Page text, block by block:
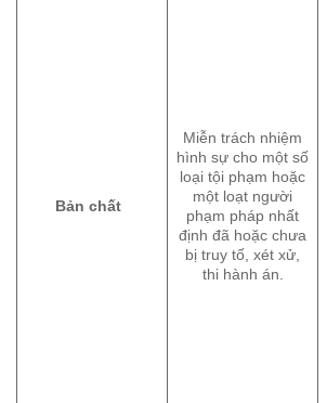
Bản chất
Miễn trách nhiệm
hình sự cho một số
loại tội phạm hoặc
một loạt người
phạm pháp nhất
định đã hoặc chưa
bị truy tố, xét xử,
thi hành án.